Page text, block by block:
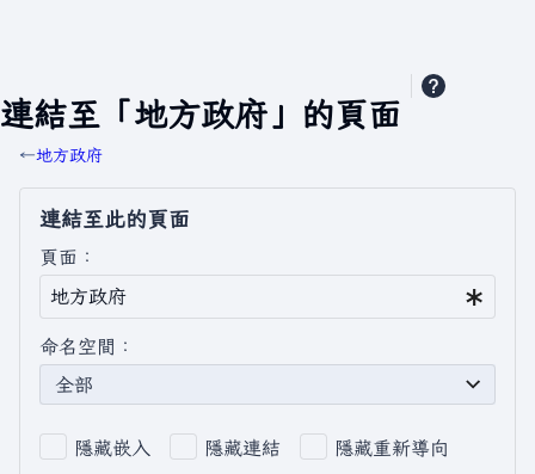
連結至「地方政府」的頁面
←地方政府
連結至此的頁面
頁面：
命名空間：
全部
隱藏嵌入 隱藏連結 隱藏重新導向